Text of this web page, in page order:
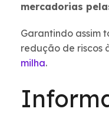
mercadorias
Garantindo assim
redução de riscos
milha.